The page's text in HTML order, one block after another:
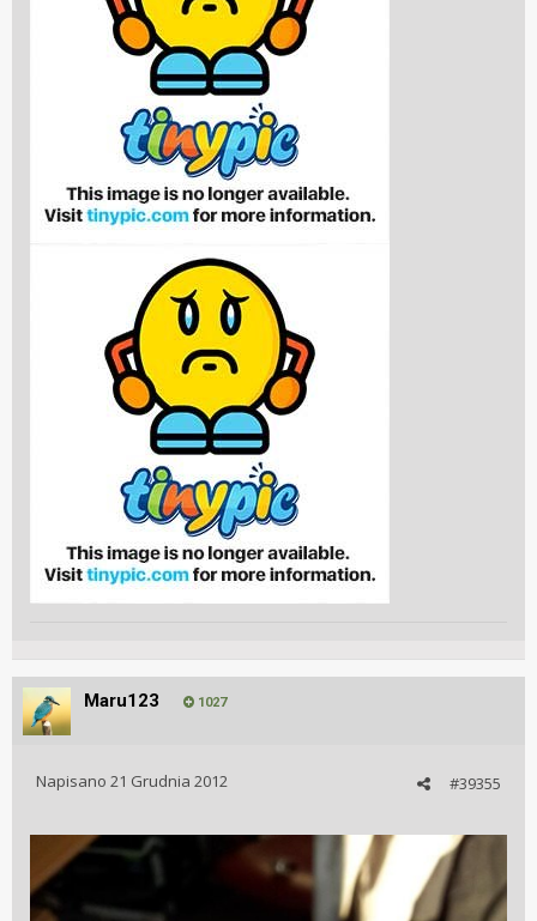
Maru123 1027
#39355
Napisano 21 Grudnia 2012